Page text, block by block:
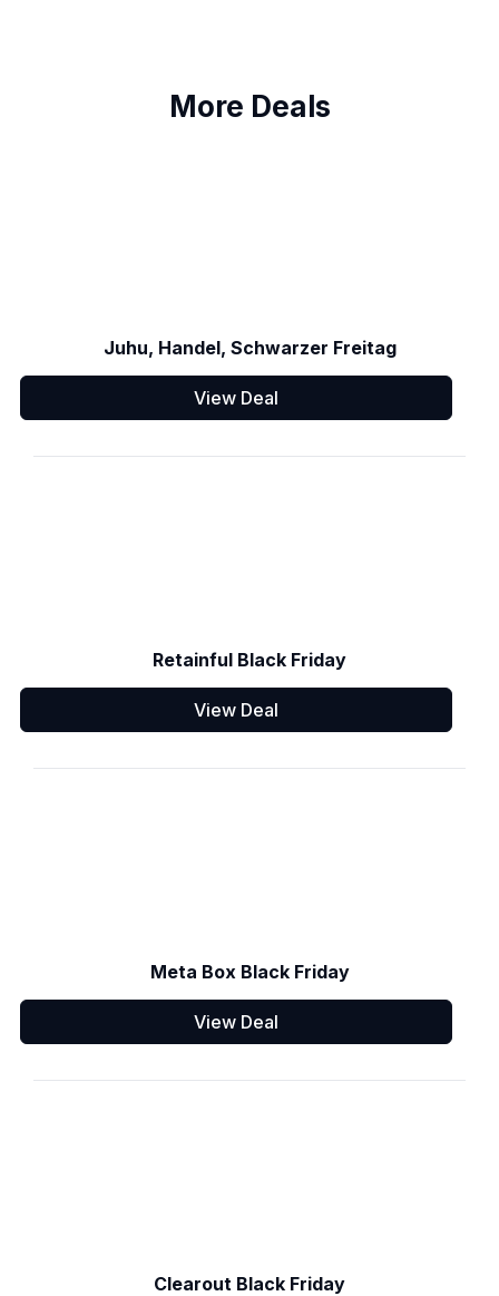
More Deals
Juhu, Handel, Schwarzer Freitag
View Deal
Retainful Black Friday
View Deal
Meta Box Black Friday
View Deal
Clearout Black Friday